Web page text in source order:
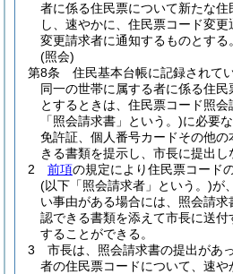
者に係る住民票について新たな
し、速やかに、住民票コード変更
変更請求者に通知するものとする。
(照会)
第8条
住民基本台帳に記録されて
同一の世帯に属する者に係る住民
とするときは、住民票コード照会
「照会請求書」という。)に必要
免許証、個人番号カードその他
きる書類を提示し、市長に提出し
2
前項の規定により住民票コード
(以下「照会請求者」という。)が
い事由がある場合には、照会請
認できる書類を添えて市長に送
することができる。
3
市長は、照会請求書の提出があ
者の住民票コードについて、速